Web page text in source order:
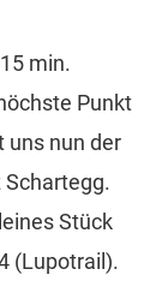
min.
Punkt
uns nun der
Schartegg.
Stück
(Lupotrail).